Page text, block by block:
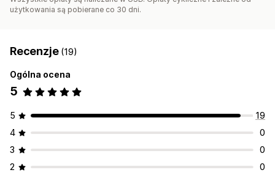
użytkowania są pobierane co 30 dni.
Recenzje (19)
Ogólna ocena
5
5
19
4
0
3
0
2
0